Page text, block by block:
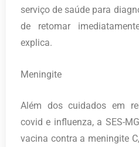
serviço de saúde para
de retomar
explica.
Meningite
Além dos cuidados em
covid e influenza, a SES-
vacina contra a meningite